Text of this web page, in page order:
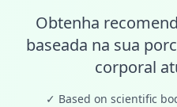
Obtenha
baseada na sua
corporal
✓ Based on scientific